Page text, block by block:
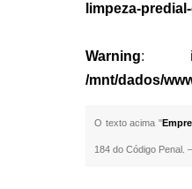
limpeza-
Warning:
/mnt/dados/
O texto acima "
184 do Código Penal. –